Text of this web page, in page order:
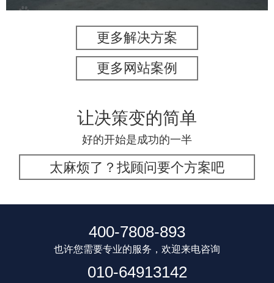
更多解决方案
更多网站案例
让决策变的简单
好的开始是成功的一半
太麻烦了？找顾问要个方案吧
400-7808-893
也许您需要专业的服务，欢迎来电咨询
010-64913142